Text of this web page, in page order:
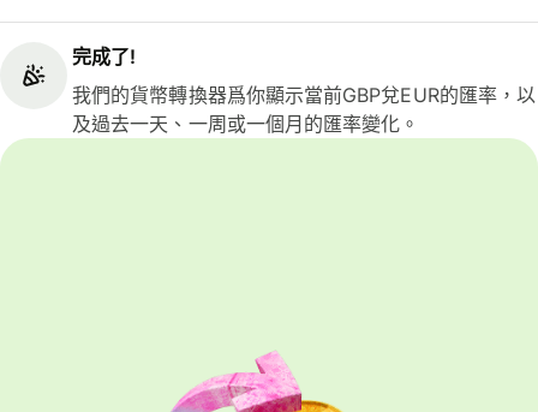
完成了!
我們的貨幣轉換器爲你顯示當前GBP兌EUR的匯率，以
及過去一天、一周或一個月的匯率變化。